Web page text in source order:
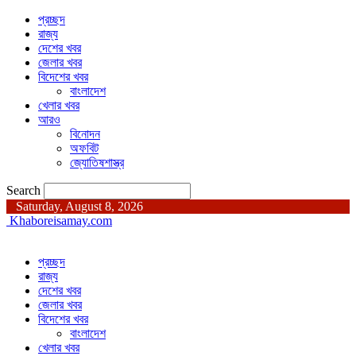
প্রচ্ছদ
রাজ্য
দেশের খবর
জেলার খবর
বিদেশের খবর
বাংলাদেশ
খেলার খবর
আরও
বিনোদন
অফবিট
জ্যোতিষশাস্ত্র
Search
Saturday, August 8, 2026
Khaboreisamay.com
প্রচ্ছদ
রাজ্য
দেশের খবর
জেলার খবর
বিদেশের খবর
বাংলাদেশ
খেলার খবর